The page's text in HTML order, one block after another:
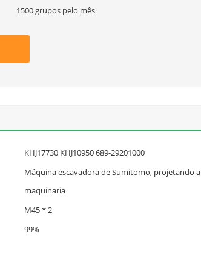
1500 grupos pelo mês
KHJ17730 KHJ10950 689-29201000
Máquina escavadora de Sumitomo, projetando a
maquinaria
M45 * 2
99%